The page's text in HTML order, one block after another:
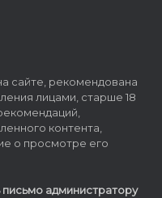
сайте, рекомендована
лицами, старше 18
контента,
о просмотре его
письмо администратору